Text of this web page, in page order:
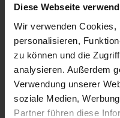
Diese Webseite
Wir verwenden Cookies,
personalisieren,
zu können und die
analysieren. Außerdem
Verwendung unserer
soziale Medien,
Partner führen diese
Kreuzfahrt
–
Inselwelt im